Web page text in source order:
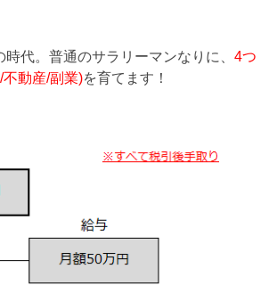
時代。普通のサラリーマンなりに、4つ
動産/副業)を育てます！